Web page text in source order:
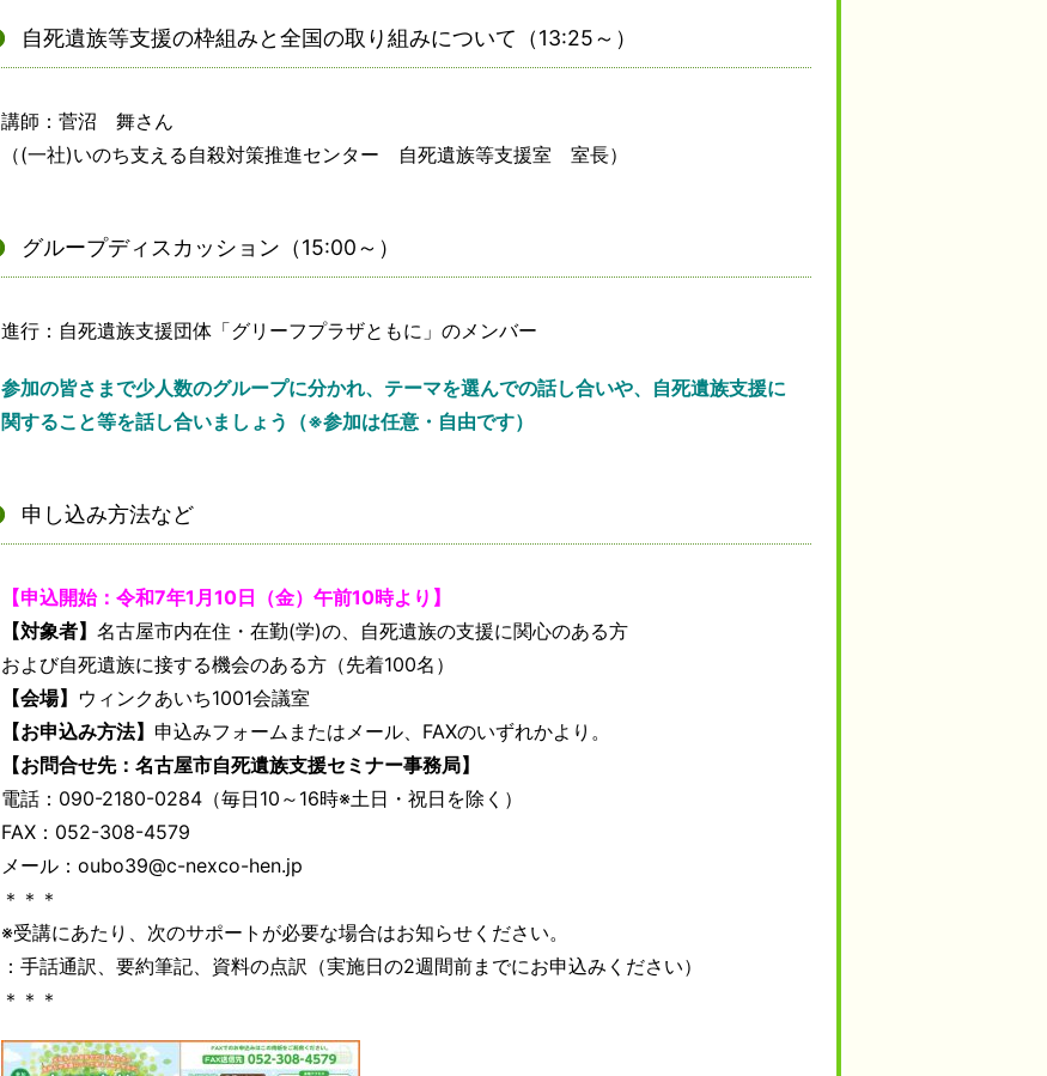
自死遺族等支援の枠組みと全国の取り組みについて（13:25～）
講師：菅沼 舞さん
（(一社)いのち支える自殺対策推進センター 自死遺族等支援室 室長）
グループディスカッション（15:00～）
進行：自死遺族支援団体「グリーフプラザともに」のメンバー
参加の皆さまで少人数のグループに分かれ、テーマを選んでの話し合いや、自死遺族支援に
関すること等を話し合いましょう（※参加は任意・自由です）
申し込み方法など
【申込開始：令和7年1月10日（金）午前10時より】
【対象者】 名古屋市内在住・在勤(学)の、自死遺族の支援に関心のある方
および自死遺族に接する機会のある方（先着100名）
【会場】 ウィンクあいち1001会議室
【お申込み方法】 申込みフォームまたはメール、FAXのいずれかより。
【お問合せ先：名古屋市自死遺族支援セミナー事務局】
電話：090-2180-0284（毎日10～16時※土日・祝日を除く）
FAX：052-308-4579
メール：oubo39@c-nexco-hen.jp
＊＊＊
※受講にあたり、次のサポートが必要な場合はお知らせください。
：手話通訳、要約筆記、資料の点訳（実施日の2週間前までにお申込みください）
＊＊＊